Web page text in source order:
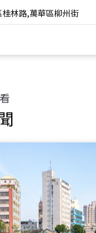
林路,萬華區柳州街